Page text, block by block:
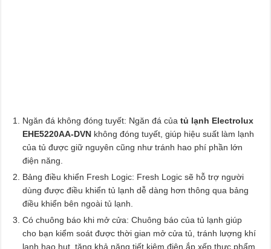
Ngăn đá không đóng tuyết: Ngăn đá của tủ lạnh Electrolux
EHE5220AA-DVN không đóng tuyết, giúp hiệu suất làm lạnh
của tủ được giữ nguyên cũng như tránh hao phí phần lớn
điện năng.
Bảng điều khiển Fresh Logic: Fresh Logic sẽ hỗ trợ người
dùng được điều khiển tủ lạnh dễ dàng hơn thông qua bảng
điều khiển bên ngoài tủ lạnh.
Có chuông báo khi mở cửa: Chuông báo của tủ lạnh giúp
cho bạn kiểm soát được thời gian mở cửa tủ, tránh lượng khí
lạnh hao hụt, tăng khả năng tiết kiệm điện.ắp xếp thực phẩm